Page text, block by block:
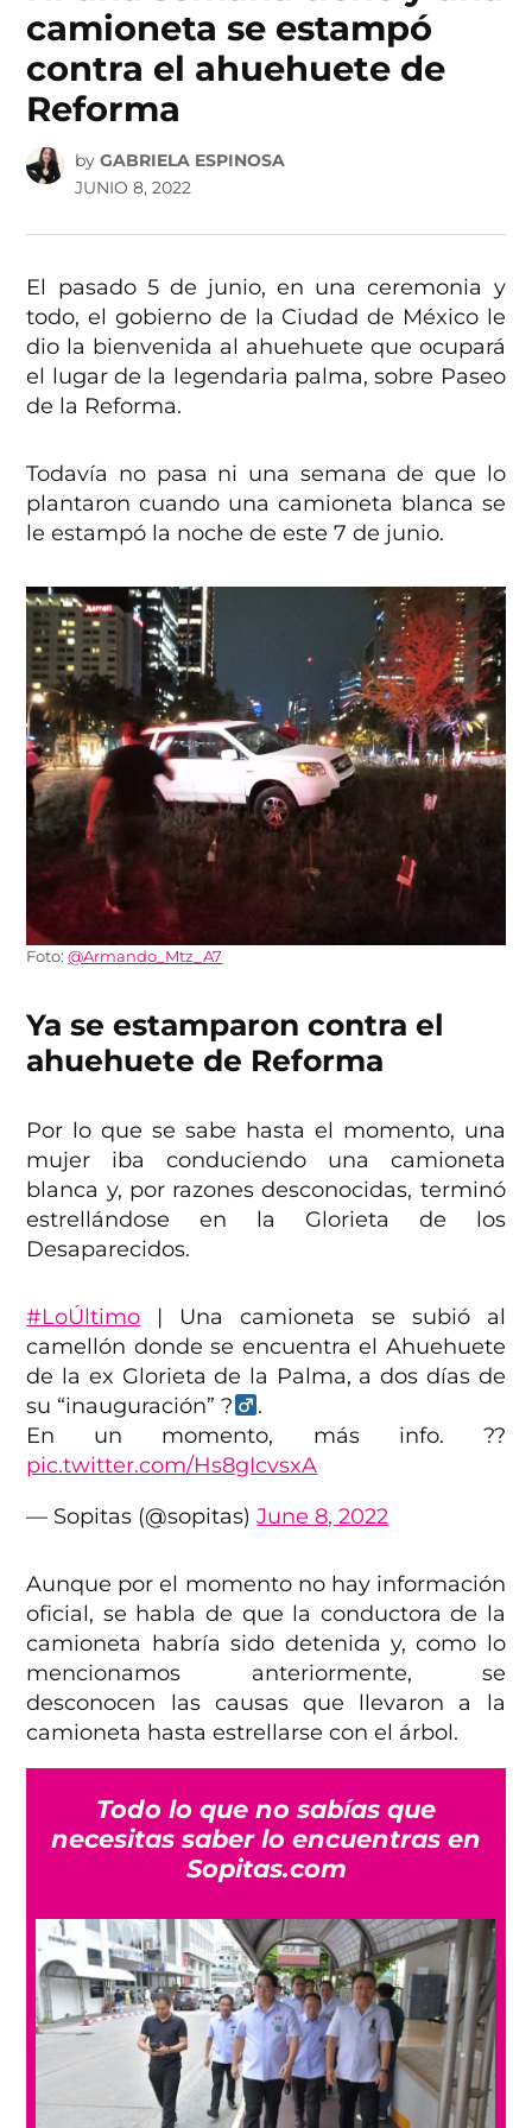
camioneta se estampó
contra el ahuehuete de
Reforma
by GABRIELA ESPINOSA
JUNIO 8, 2022
El pasado 5 de junio, en una ceremonia y
todo, el gobierno de la Ciudad de México le
dio la bienvenida al ahuehuete que ocupará
el lugar de la legendaria palma, sobre Paseo
de la Reforma.
Todavía no pasa ni una semana de que lo
plantaron cuando una camioneta blanca se
le estampó la noche de este 7 de junio.
Foto:@Armando_Mtz_A7
Ya se estamparon contra el
ahuehuete de Reforma
Por lo que se sabe hasta el momento, una
mujer iba conduciendo una camioneta
blanca y, por razones desconocidas, terminó
estrellándose en la Glorieta de los
Desaparecidos.
#LoÚltimo | Una camioneta se subió al
camellón donde se encuentra el Ahuehuete
de la ex Glorieta de la Palma, a dos días de
su “inauguración” ?‍
.
En un momento, más info. ??
pic.twitter.com/Hs8gIcvsxA
— Sopitas (@sopitas)June 8, 2022
Aunque por el momento no hay información
oficial, se habla de que la conductora de la
camioneta habría sido detenida y, como lo
mencionamos anteriormente, se
desconocen las causas que llevaron a la
camioneta hasta estrellarse con el árbol.
Todo lo que no sabías que
necesitas saber lo encuentras en
Sopitas.com